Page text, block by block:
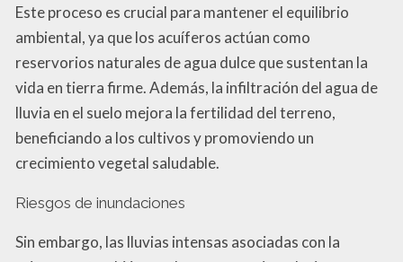
Este proceso es crucial para mantener el equilibrio
ambiental, ya que los acuíferos actúan como
reservorios naturales de agua dulce que sustentan la
vida en tierra firme. Además, la infiltración del agua de
lluvia en el suelo mejora la fertilidad del terreno,
beneficiando a los cultivos y promoviendo un
crecimiento vegetal saludable.
Riesgos de inundaciones
Sin embargo, las lluvias intensas asociadas con la